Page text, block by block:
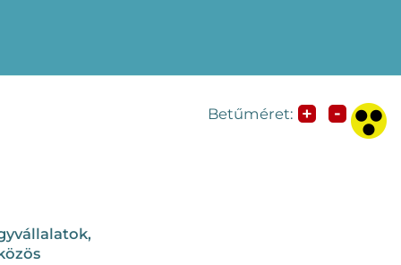
Betűméret: + -